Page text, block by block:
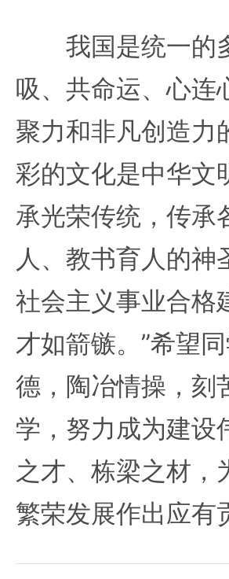
我国是统一的多
吸、共命运、心连
聚力和非凡创造力
彩的文化是中华文
承光荣传统，传承
人、教书育人的
社会主义事业合格
才如箭镞。”希望
德，陶冶情操，刻
学，努力成为建设
之才、栋梁之材，
繁荣发展作出应有